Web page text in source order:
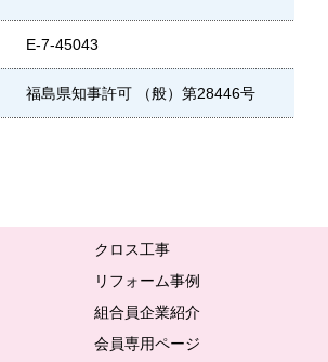
E-7-45043
福島県知事許可 （般）第28446号
クロス工事
リフォーム事例
組合員企業紹介
会員専用ページ